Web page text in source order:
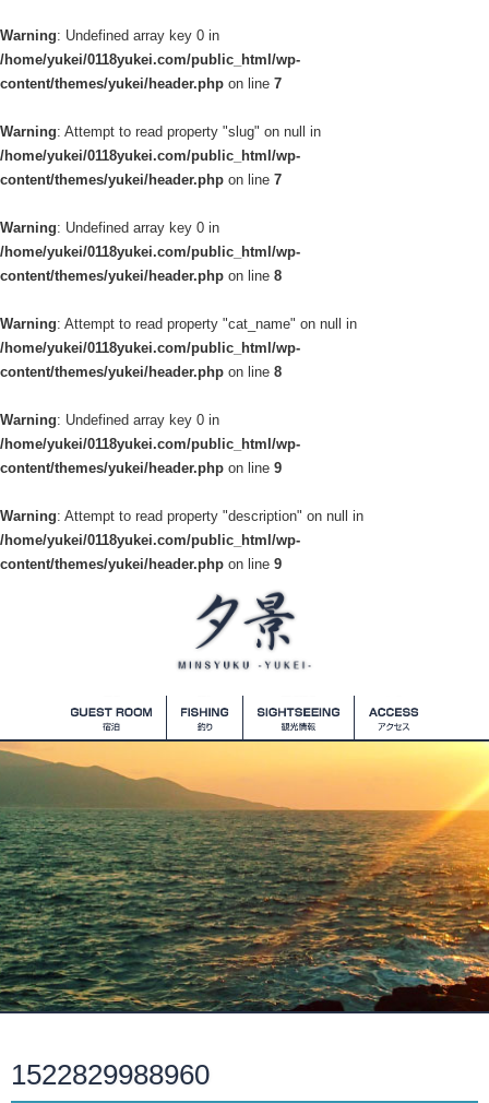
Warning: Undefined array key 0 in
/home/yukei/0118yukei.com/public_html/wp-
content/themes/yukei/header.php on line 7
Warning: Attempt to read property "slug" on null in
/home/yukei/0118yukei.com/public_html/wp-
content/themes/yukei/header.php on line 7
Warning: Undefined array key 0 in
/home/yukei/0118yukei.com/public_html/wp-
content/themes/yukei/header.php on line 8
Warning: Attempt to read property "cat_name" on null in
/home/yukei/0118yukei.com/public_html/wp-
content/themes/yukei/header.php on line 8
Warning: Undefined array key 0 in
/home/yukei/0118yukei.com/public_html/wp-
content/themes/yukei/header.php on line 9
Warning: Attempt to read property "description" on null in
/home/yukei/0118yukei.com/public_html/wp-
content/themes/yukei/header.php on line 9
1522829988960